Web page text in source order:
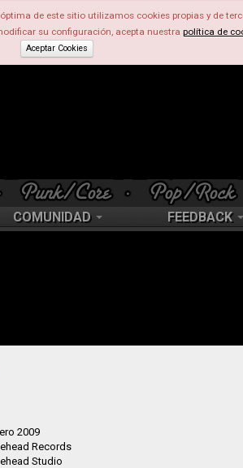
de este sitio utilizamos cookies propias y de
su configuración, acepta nuestra política de
Aceptar Cookies
COMUNIDAD FEEDBACK
2009
Records
Studio